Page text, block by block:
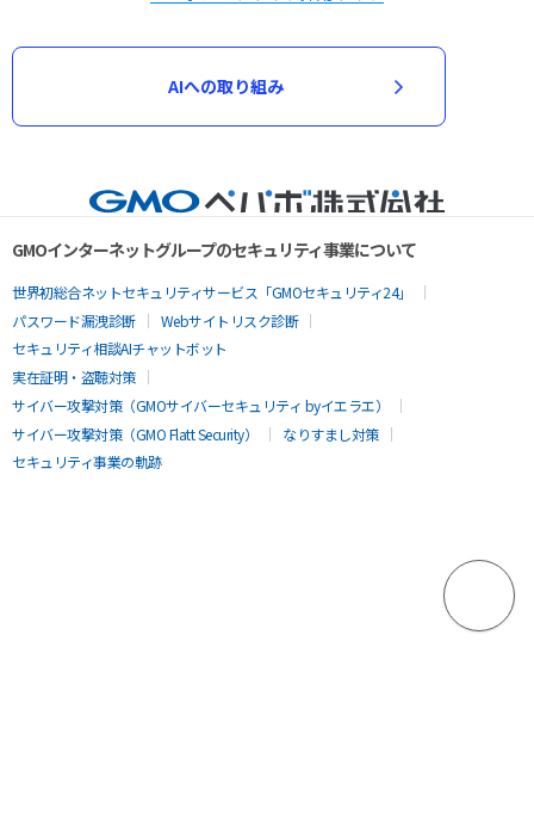
AIへの取り組み
GMOインターネットグループのセキュリティ事業について
世界初総合ネットセキュリティサービス「GMOセキュリティ24」
パスワード漏洩診断
Webサイトリスク診断
セキュリティ相談AIチャットボット
実在証明・盗聴対策
サイバー攻撃対策（GMOサイバーセキュリティ byイエラエ）
サイバー攻撃対策（GMO Flatt Security）
なりすまし対策
セキュリティ事業の軌跡